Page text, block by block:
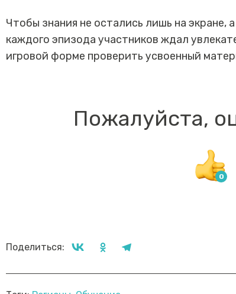
Чтобы знания не остались лишь на экране,
каждого эпизода участников ждал
игровой форме проверить усвоенный
Пожалуйста,
Поделиться: